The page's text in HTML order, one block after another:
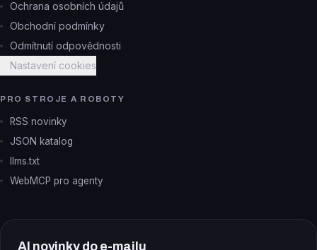
Ochrana osobních údajů
Obchodní podmínky
Odmítnutí odpovědnosti
Nastavení cookies
PRO STROJE A ROBOTY
RSS novinky
JSON katalog
llms.txt
WebMCP pro agenty
AI novinky do e-mailu